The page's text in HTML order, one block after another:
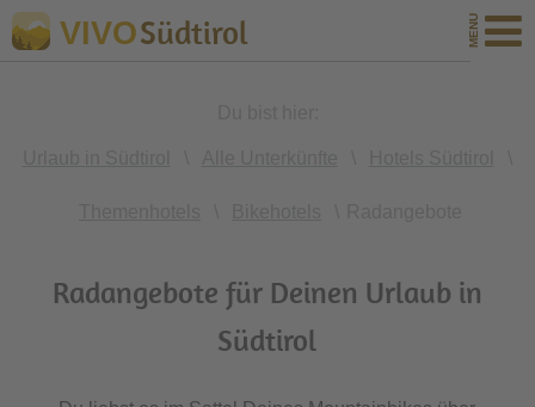
VIVOSüdtirol
Radangebote für Deinen Urlaub in
Südtirol